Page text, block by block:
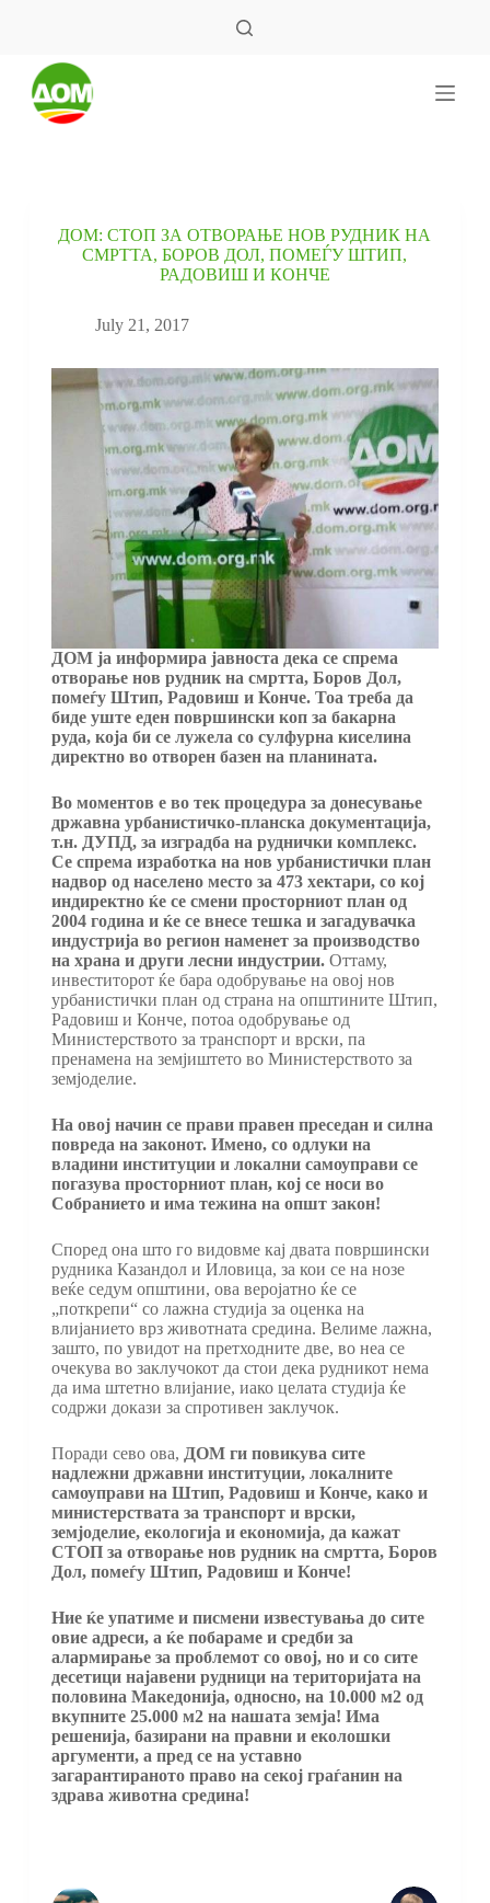
ДОМ: СТОП ЗА ОТВОРАЊЕ НОВ РУДНИК НА
СМРТТА, БОРОВ ДОЛ, ПОМЕЃУ ШТИП,
РАДОВИШ И КОНЧЕ
July 21, 2017
ДОМ ја информира јавноста дека се спрема
отворање нов рудник на смртта, Боров Дол,
помеѓу Штип, Радовиш и Конче. Тоа треба да
биде уште еден површински коп за бакарна
руда, која би се лужела со сулфурна киселина
директно во отворен базен на планината.
Во моментов е во тек процедура за донесување
државна урбанистичко-планска документација,
т.н. ДУПД, за изградба на руднички комплекс.
Се спрема изработка на нов урбанистички план
надвор од населено место за 473 хектари, со кој
индиректно ќе се смени просторниот план од
2004 година и ќе се внесе тешка и загадувачка
индустрија во регион наменет за производство
на храна и други лесни индустрии.Оттаму,
инвеститорот ќе бара одобрување на овој нов
урбанистички план од страна на општините Штип,
Радовиш и Конче, потоа одобрување од
Министерството за транспорт и врски, па
пренамена на земјиштето во Министерството за
земјоделие.
На овој начин се прави правен преседан и силна
повреда на законот. Имено, со одлуки на
владини институции и локални самоуправи се
погазува просторниот план, кој се носи во
Собранието и има тежина на општ закон!
Според она што го видовме кај двата површински
рудника Казандол и Иловица, за кои се на нозе
веќе седум општини, ова веројатно ќе се
„поткрепи“ со лажна студија за оценка на
влијанието врз животната средина. Велиме лажна,
зашто, по увидот на претходните две, во неа се
очекува во заклучокот да стои дека рудникот нема
да има штетно влијание, иако целата студија ќе
содржи докази за спротивен заклучок.
Поради сево ова, ДОМ ги повикува сите
надлежни државни институции, локалните
самоуправи на Штип, Радовиш и Конче, како и
министерствата за транспорт и врски,
земјоделие, екологија и економија, да кажат
СТОП за отворање нов рудник на смртта, Боров
Дол, помеѓу Штип, Радовиш и Конче!
Ние ќе упатиме и писмени известувања до сите
овие адреси, а ќе побараме и средби за
алармирање за проблемот со овој, но и со сите
десетици најавени рудници на територијата на
половина Македонија, односно, на 10.000 м2 од
вкупните 25.000 м2 на нашата земја! Има
решенија, базирани на правни и еколошки
аргументи, а пред се на уставно
загарантираното право на секој граѓанин на
здрава животна средина!